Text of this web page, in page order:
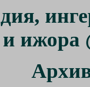
и ижора